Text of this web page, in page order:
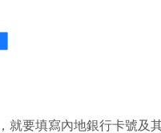
就要填寫內地銀行卡號及